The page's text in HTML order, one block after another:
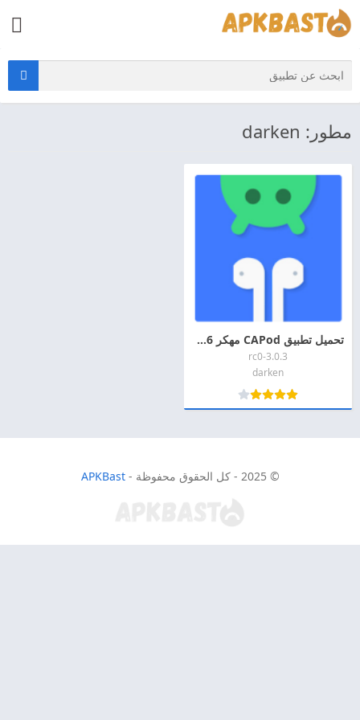
مطور: darken
تحميل تطبيق CAPod مهكر 2026 اخر اصدار APK + MOD للاندرويد
3.0.3-rc0
darken
© 2025 - كل الحقوق محفوظة - APKBast